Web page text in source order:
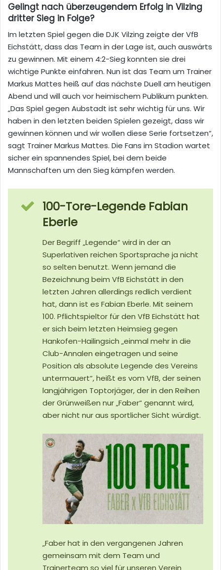
Gelingt nach überzeugendem Erfolg in Vilzing
dritter Sieg in Folge?
Im letzten Spiel gegen die DJK Vilzing zeigte der VfB
Eichstätt, dass das Team in der Lage ist, auch auswärts
zu gewinnen. Mit einem 4:2-Sieg konnten sie drei
wichtige Punkte einfahren. Nun ist das Team um Trainer
Markus Mattes heiß auf das nächste Duell am heutigen
Abend und will auch vor heimischem Publikum punkten.
„Das Spiel gegen Aubstadt ist sehr wichtig für uns. Wir
haben in den letzten beiden Spielen gezeigt, dass wir
gewinnen können und wir wollen diese Serie fortsetzen“,
sagt Trainer Markus Mattes. Die Fans im Stadion wartet
sicher ein spannendes Spiel, bei dem beide
Mannschaften um den Sieg kämpfen werden.
100-Tore-Legende Fabian
Eberle
Der Begriff „Legende“ wird in der an
Superlativen reichen Sportsprache ja nicht
so selten benutzt. Wenn jemand die
Bezeichnung beim VfB Eichstätt in den
letzten Jahren allerdings redlich verdient
hat, dann ist es Fabian Eberle. Mit seinem
100. Pflichtspieltor für den VfB Eichstätt hat
er sich beim letzten Heimsieg gegen
Hankofen-Hailingsich „einmal mehr in die
Club-Annalen eingetragen und seine
Position als absolute Legende des Vereins
untermauert“, heißt es vom VfB, der seinen
langjährigen Toptorjäger, der in den Reihen
der Grünweißen nur „Faber“ genannt wird,
aber nicht nur aus sportlicher Sicht würdigt.
„Faber hat in den vergangenen Jahren
gemeinsam mit dem Team und